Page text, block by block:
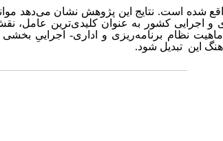
شده است. نتایج این پژوهش نشان می‌دهد
و اجرایی کشور به عنوان کلیدی‌ترین عامل،
نظام برنامه‌ریزی و اداری- اجراییِ بخشی
این تبدیل شود.